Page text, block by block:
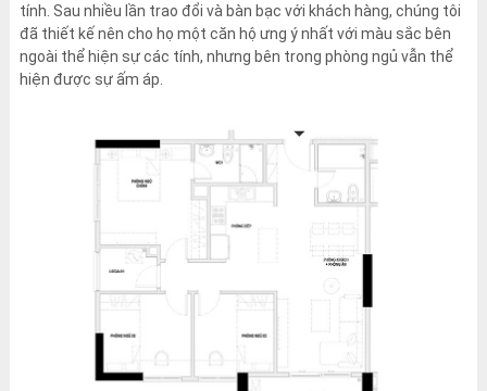
tính. Sau nhiều lần trao đổi và bàn bạc với khách hàng, chúng tôi
đã thiết kế nên cho họ một căn hộ ưng ý nhất với màu sắc bên
ngoài thể hiện sự các tính, nhưng bên trong phòng ngủ vẫn thể
hiện được sự ấm áp.